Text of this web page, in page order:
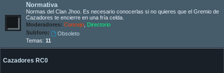
Normativa
Normas del Clan Jhoo. Es necesario conocerlas si no quieres que el Gremio de
Cazadores te encierre en una fría celda.
Moderadores: Concejo Directorio
Subforo:
Obsoleto
Temas: 11
Cazadores RC0